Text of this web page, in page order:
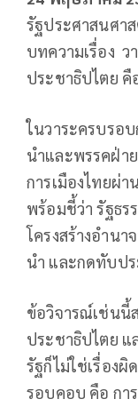
รัฐประศาสนศา
บทความเรื่อง ว
ประชาธิปไตย คื
ในวาระครบรอ
นำและพรรคฝ่า
การเมืองไทยผ่า
พร้อมชี้ว่า รัฐธร
โครงสร้างอำน
นำ และกดทับป
ข้อวิจารณ์เช่นนี้
ประชาธิปไตย แ
รัฐก็ไม่ใช่เรื่อง
รอบคอบ คือ กา